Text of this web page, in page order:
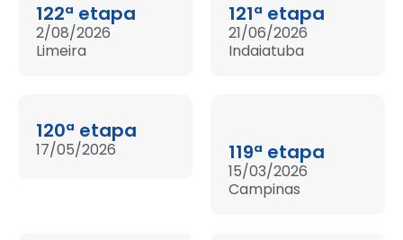
122ª etapa
2/08/2026
Limeira
121ª etapa
21/06/2026
Indaiatuba
120ª etapa
17/05/2026 119ª etapa
15/03/2026
Campinas